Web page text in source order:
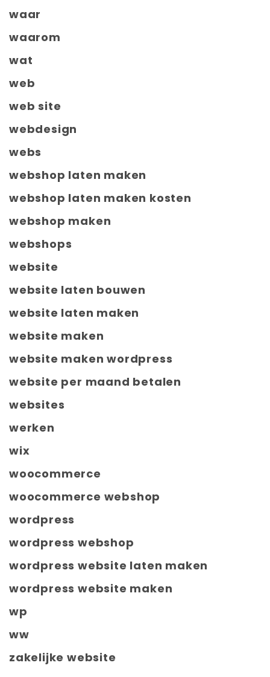
waar
waarom
wat
web
web site
webdesign
webs
webshop laten maken
webshop laten maken kosten
webshop maken
webshops
website
website laten bouwen
website laten maken
website maken
website maken wordpress
website per maand betalen
websites
werken
wix
woocommerce
woocommerce webshop
wordpress
wordpress webshop
wordpress website laten maken
wordpress website maken
wp
ww
zakelijke website